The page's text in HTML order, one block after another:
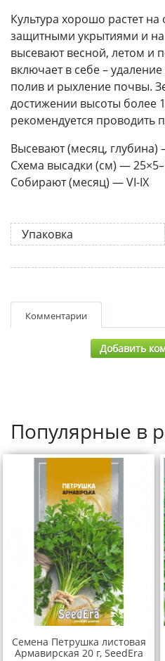
Культура хорошо растет на
защитными укрытиями и
высевают весной, летом и
включает в себе –
полив и рыхление почвы.
достижении высоты более
рекомендуется проводить
Высевают (месяц, глубина)
Схема высадки (см) —
Собирают (месяц) — VI-IX
Упаковка
Комментарии
Добавить
Популярные в
Семена Петрушка листовая
Армавирская 20 г, SeedEra